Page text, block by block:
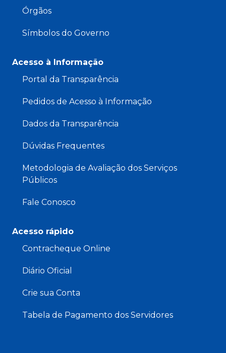
Órgãos
Símbolos do Governo
Acesso à Informação
Portal da Transparência
Pedidos de Acesso à Informação
Dados da Transparência
Dúvidas Frequentes
Metodologia de Avaliação dos Serviços
Públicos
Fale Conosco
Acesso rápido
Contracheque Online
Diário Oficial
Crie sua Conta
Tabela de Pagamento dos Servidores